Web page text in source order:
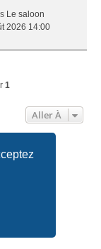
Le saloon
2026 14:00
1
Aller À